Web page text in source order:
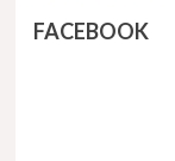
FACEBOOK